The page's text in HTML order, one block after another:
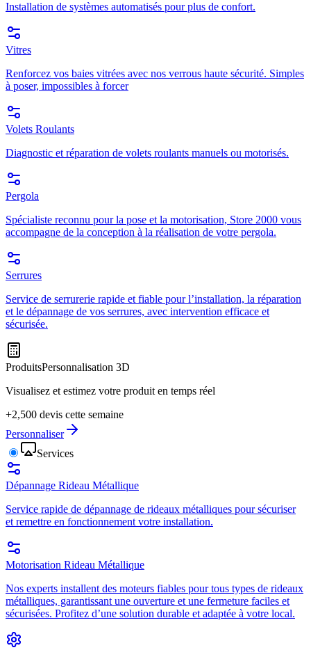
Installation de systèmes automatisés pour plus de confort.
Vitres
Renforcez vos baies vitrées avec nos verrous haute sécurité. Simples
à poser, impossibles à forcer
Volets Roulants
Diagnostic et réparation de volets roulants manuels ou motorisés.
Pergola
Spécialiste reconnu pour la pose et la motorisation, Store 2000 vous
accompagne de la conception à la réalisation de votre pergola.
Serrures
Service de serrurerie rapide et fiable pour l’installation, la réparation
et le dépannage de vos serrures, avec intervention efficace et
sécurisée.
ProduitsPersonnalisation 3D
Visualisez et estimez votre produit en temps réel
+2,500 devis cette semaine
Personnaliser
Services
Dépannage Rideau Métallique
Service rapide de dépannage de rideaux métalliques pour sécuriser
et remettre en fonctionnement votre installation.
Motorisation Rideau Métallique
Nos experts installent des moteurs fiables pour tous types de rideaux
métalliques, garantissant une ouverture et une fermeture faciles et
sécurisées. Profitez d’une solution durable et adaptée à votre local.